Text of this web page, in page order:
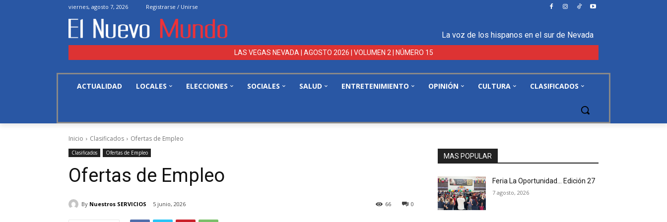
viernes, agosto 7, 2026 Registrarse / Unirse
La voz de los hispanos en el sur de Nevada
LAS VEGAS NEVADA | AGOSTO 2026 | VOLUMEN 2 | NÚMERO 15
ACTUALIDAD LOCALES ELECCIONES SOCIALES SALUD ENTRETENIMIENTO OPINIÓN CULTURA CLASIFICADOS
Inicio Clasificados Ofertas de Empleo
Clasificados Ofertas de Empleo
Ofertas de Empleo
By Nuestros SERVICIOS 5 junio, 2026 0
66
MAS POPULAR
Feria La Oportunidad… Edición 27
7 agosto, 2026